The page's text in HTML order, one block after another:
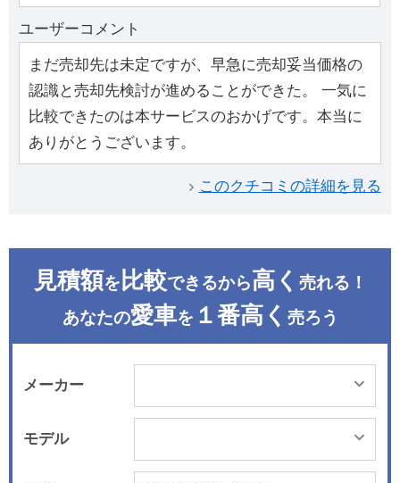
ユーザーコメント
まだ売却先は未定ですが、早急に売却妥当価格の
認識と売却先検討が進めることができた。 一気に
比較できたのは本サービスのおかげです。本当に
ありがとうございます。
このクチコミの詳細を見る
見積額を 比較できるから高く 売れる！
あなたの愛車を １番高く 売ろう
メーカー
モデル